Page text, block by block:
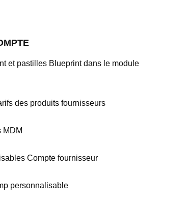
et pastilles Blueprint dans le module
des produits fournisseurs
MDM
Compte fournisseur
personnalisable